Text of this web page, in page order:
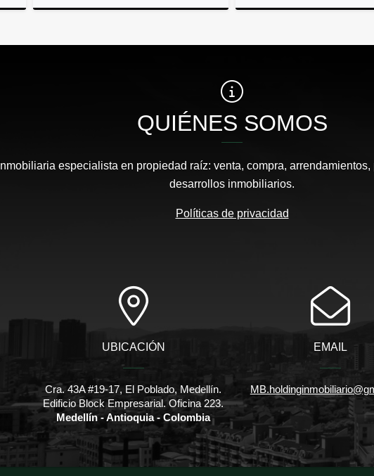
$644.000.000
QUIÉNES SOMOS
Inmobiliaria especialista en propiedad raíz: venta, compra,
desarrollos inmobiliarios.
Políticas de privacidad
UBICACIÓN
Cra. 43A #19-17, El Poblado, Medellín.
Edificio Block Empresarial. Oficina 223.
Medellín - Antioquia - Colombia
EMAIL